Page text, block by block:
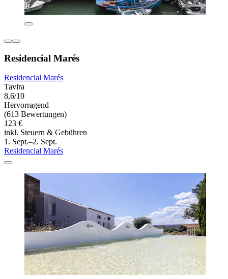
Residencial Marés
Residencial Marés
Tavira
8,6/10
Hervorragend
(613 Bewertungen)
123 €
inkl. Steuern & Gebühren
1. Sept.–2. Sept.
Residencial Marés